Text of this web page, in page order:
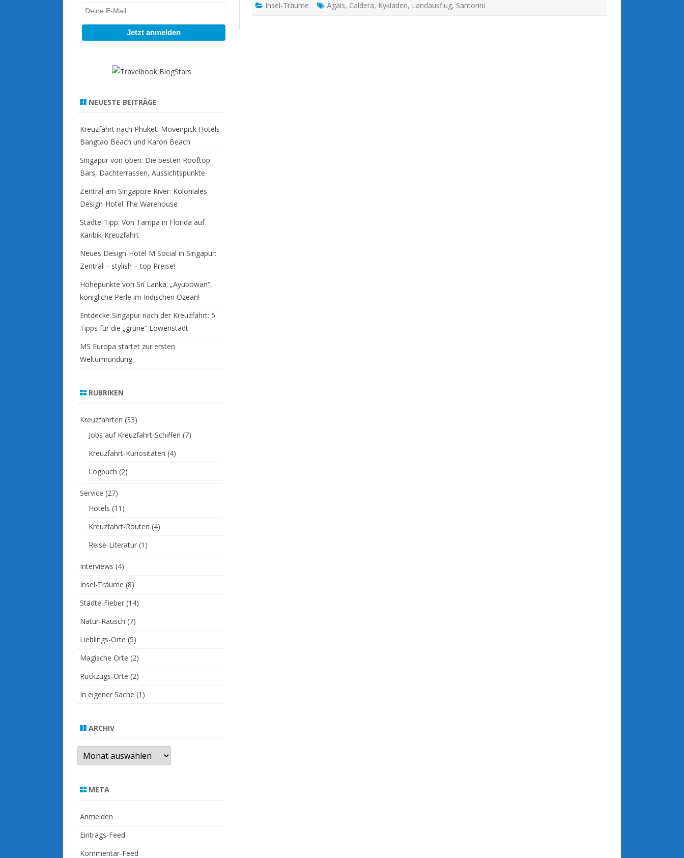
Insel-Träume Ägäis, Caldera, Kykladen, Landausflug, Santorini
NEUESTE BEITRÄGE
Kreuzfahrt nach Phuket: Mövenpick Hotels
Bangtao Beach und Karon Beach
Singapur von oben: Die besten Rooftop
Bars, Dachterrassen, Aussichtspunkte
Zentral am Singapore River: Koloniales
Design-Hotel The Warehouse
Städte-Tipp: Von Tampa in Florida auf
Karibik-Kreuzfahrt
Neues Design-Hotel M Social in Singapur:
Zentral – stylish – top Preise!
Höhepunkte von Sri Lanka: „Ayubowan“,
königliche Perle im Indischen Ozean!
Entdecke Singapur nach der Kreuzfahrt: 5
Tipps für die „grüne“ Löwenstadt
MS Europa startet zur ersten
Weltumrundung
RUBRIKEN
Kreuzfahrten (33)
Jobs auf Kreuzfahrt-Schiffen (7)
Kreuzfahrt-Kuriositäten (4)
Logbuch (2)
Service (27)
Hotels (11)
Kreuzfahrt-Routen (4)
Reise-Literatur (1)
Interviews (4)
Insel-Träume (8)
Städte-Fieber (14)
Natur-Rausch (7)
Lieblings-Orte (5)
Magische Orte (2)
Rückzugs-Orte (2)
In eigener Sache (1)
ARCHIV
Archiv
META
Anmelden
Eintrags-Feed
Kommentar-Feed